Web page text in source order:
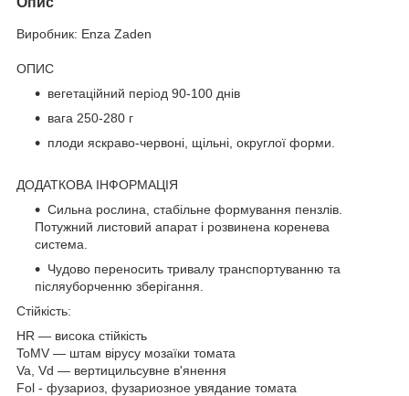
Виробник: Enza Zaden
ОПИС
вегетаційний період 90-100 днів
вага 250-280 г
плоди яскраво-червоні, щільні, округлої форми.
ДОДАТКОВА ІНФОРМАЦІЯ
Сильна рослина, стабільне формування пензлів.
Потужний листовий апарат і розвинена коренева
система.
Чудово переносить тривалу транспортуванню та
післяуборченню зберігання.
Стійкість:
HR — висока стійкість
ToMV — штам вірусу мозаїки томата
Va, Vd — вертицильсувне в'янення
Fol - фузариоз, фузариозное увядание томата